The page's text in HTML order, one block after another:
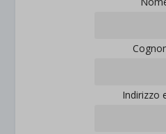
Indirizzo